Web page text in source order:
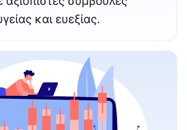
και ευεξίας.